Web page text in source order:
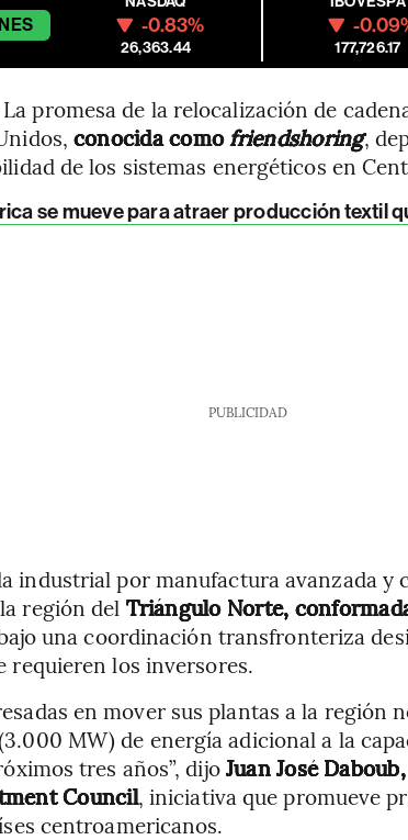
-0.83%
26,363.44
-
177,726.17
promesa de la relocalización de
conocida comofriendshoring,
de los sistemas energéticos en
se mueve para atraer producción textil
PUBLICIDAD
industrial por manufactura avanzada y
región del Triángulo Norte,
una coordinación transfronteriza
requieren los inversores.
en mover sus plantas a la región
MW) de energía adicional a la
tres años”, dijoJuan José
Council, iniciativa que promueve
centroamericanos.